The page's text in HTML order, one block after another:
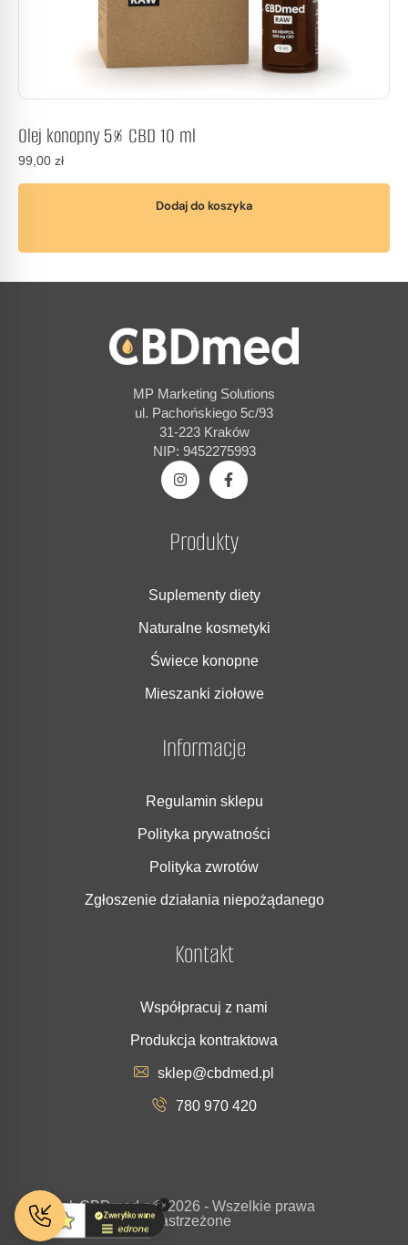
Olej konopny 5% CBD 10 ml
99,00 zł
Dodaj do koszyka
MP Marketing Solutions
ul. Pachońskiego 5c/93
31-223 Kraków
NIP: 9452275993
Produkty
Suplementy diety
Naturalne kosmetyki
Świece konopne
Mieszanki ziołowe
Informacje
Regulamin sklepu
Polityka prywatności
Polityka zwrotów
Zgłoszenie działania niepożądanego
Kontakt
Współpracuj z nami
Produkcja kontraktowa
sklep@cbdmed.pl
780 970 420
CopyrighCBDmed.p© 2026 - Wszelkie prawa
zastrzeżone